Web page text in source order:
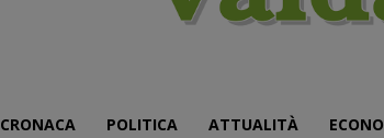
CRONACA POLITICA ATTUALITÀ